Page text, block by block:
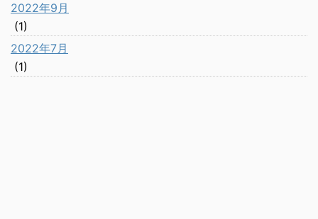
2022年9月
(1)
2022年7月
(1)